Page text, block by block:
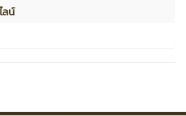
ลน์